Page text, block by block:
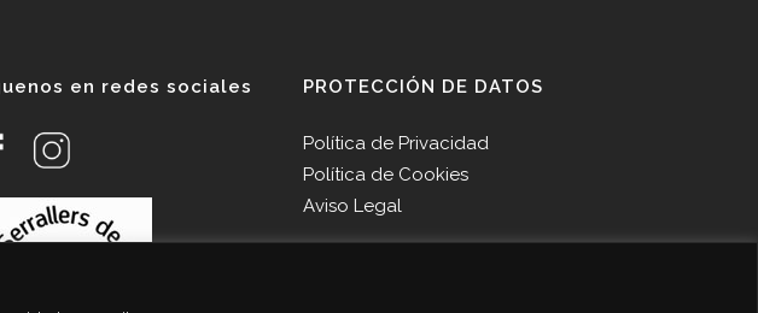
en redes sociales PROTECCIÓN DE DATOS
Política de Privacidad
Política de Cookies
Aviso Legal